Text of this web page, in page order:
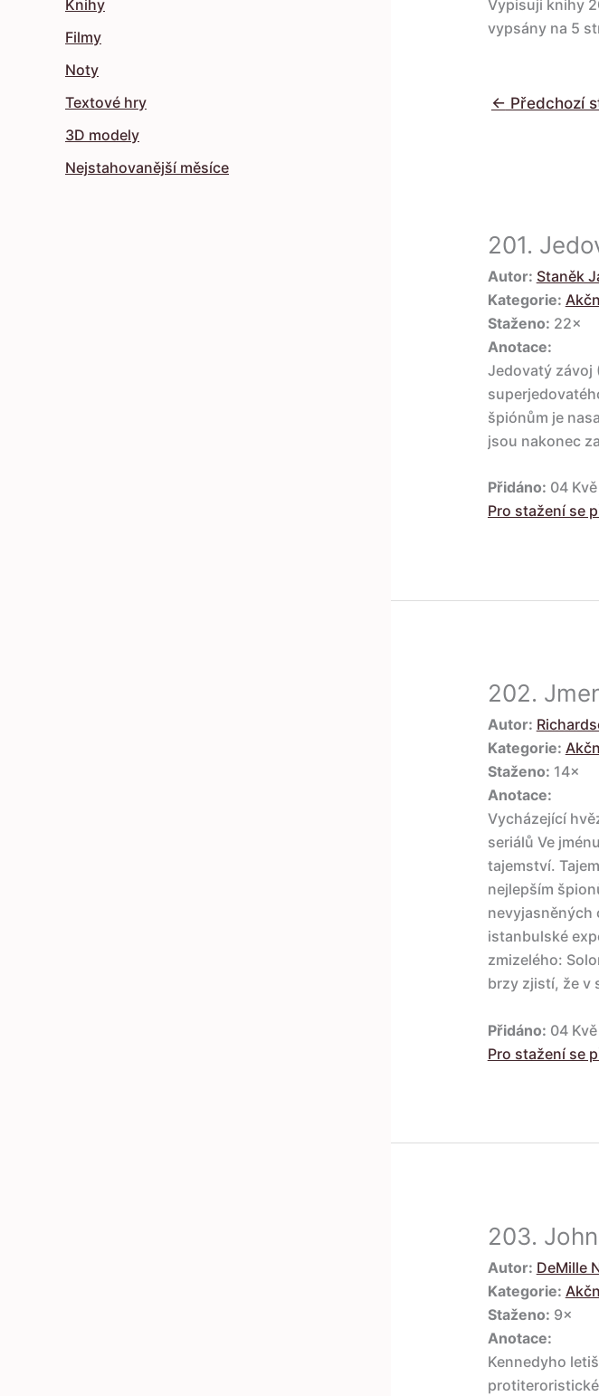
Knihy
Filmy
Noty
Textové hry
3D modely
Nejstahovanější měsíce
Vypisuji knihy
vypsány na 5
Navigace
← Předchozí
201.
Autor: Staněk
Kategorie:
Staženo: 22×
Anotace:
Jedovatý závoj
špiónům je
jsou nakonec
Přidáno: 04
Pro stažení se
202.
Autor:
Kategorie:
Staženo: 14×
Anotace:
Vycházející
seriálů Ve
tajemství.
nejlepším
nevyjasněných
istanbulské
zmizelého:
brzy zjistí, že v
Přidáno: 04
Pro stažení se
203.
Autor: DeMille
Kategorie:
Staženo: 9×
Anotace:
Kennedyho